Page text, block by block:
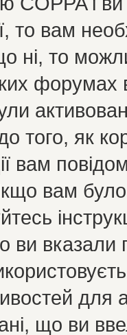
то вам
ні, то
форумах
того, як
вам
вам
ви
для
що ви